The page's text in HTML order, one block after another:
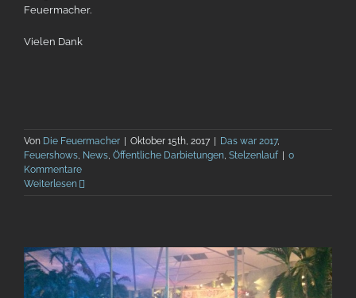
Feuermacher.
Vielen Dank
Von Die Feuermacher Oktober 15th, 2017 Das war 2017,
Feuershows, News, Öffentliche Darbietungen, Stelzenlauf
0
Kommentare
Weiterlesen